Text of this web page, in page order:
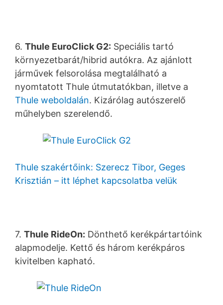
6. Thule EuroClick G2: Speciális tartó
környezetbarát/hibrid autókra. Az ajánlott
járművek felsorolása megtalálható a
nyomtatott Thule útmutatókban, illetve a
Thule weboldalán. Kizárólag autószerelő
műhelyben szerelendő.
Thule szakértőink: Szerecz Tibor, Geges
Krisztián – itt léphet kapcsolatba velük
7. Thule RideOn: Dönthető kerékpártartóink
alapmodelje. Kettő és három kerékpáros
kivitelben kapható.